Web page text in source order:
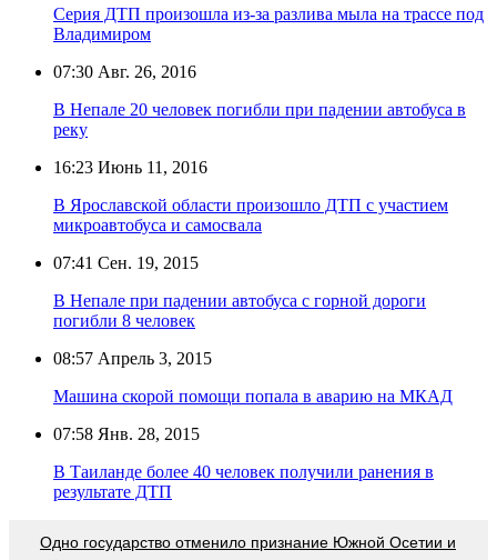
Серия ДТП произошла из-за разлива мыла на трассе под
Владимиром
07:30 Авг. 26, 2016
В Непале 20 человек погибли при падении автобуса в
реку
16:23 Июнь 11, 2016
В Ярославской области произошло ДТП с участием
микроавтобуса и самосвала
07:41 Сен. 19, 2015
В Непале при падении автобуса с горной дороги
погибли 8 человек
08:57 Апрель 3, 2015
Машина скорой помощи попала в аварию на МКАД
07:58 Янв. 28, 2015
В Таиланде более 40 человек получили ранения в
результате ДТП
Одно государство отменило признание Южной Осетии и